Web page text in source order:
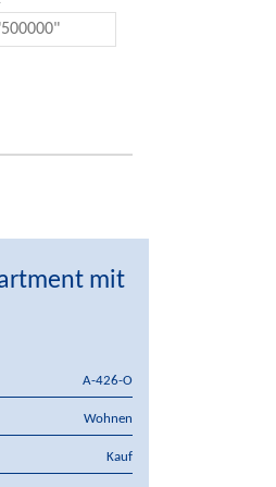
mit
A-426-O
Wohnen
Kauf